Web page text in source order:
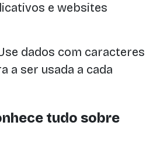
e websites
dados com caracteres
a ser usada a cada
tudo sobre